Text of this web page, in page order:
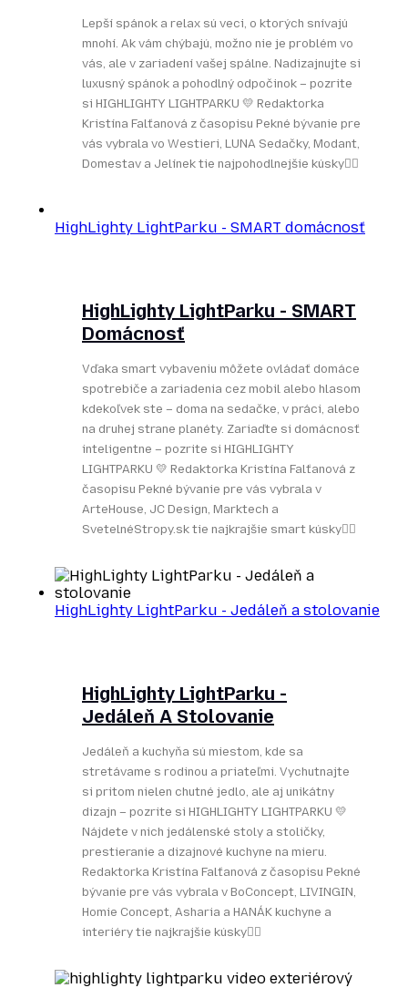
Lepší spánok a relax sú veci, o ktorých snívajú
mnohí. Ak vám chýbajú, možno nie je problém vo
vás, ale v zariadení vašej spálne. Nadizajnujte si
luxusný spánok a pohodlný odpočinok – pozrite
si HIGHLIGHTY LIGHTPARKU 💛 Redaktorka
Kristína Falťanová z časopisu Pekné bývanie pre
vás vybrala vo Westieri, LUNA Sedačky, Modant,
Domestav a Jelínek tie najpohodlnejšie kúsky👌🏻
HighLighty LightParku - SMART domácnosť
HighLighty LightParku - SMART
Domácnosť
Vďaka smart vybaveniu môžete ovládať domáce
spotrebiče a zariadenia cez mobil alebo hlasom
kdekoľvek ste – doma na sedačke, v práci, alebo
na druhej strane planéty. Zariaďte si domácnosť
inteligentne – pozrite si HIGHLIGHTY
LIGHTPARKU 💛 Redaktorka Kristína Falťanová z
časopisu Pekné bývanie pre vás vybrala v
ArteHouse, JC Design, Marktech a
SvetelnéStropy.sk tie najkrajšie smart kúsky👌🏻
HighLighty LightParku - Jedáleň a stolovanie
HighLighty LightParku -
Jedáleň A Stolovanie
Jedáleň a kuchyňa sú miestom, kde sa
stretávame s rodinou a priateľmi. Vychutnajte
si pritom nielen chutné jedlo, ale aj unikátny
dizajn – pozrite si HIGHLIGHTY LIGHTPARKU 💛
Nájdete v nich jedálenské stoly a stoličky,
prestieranie a dizajnové kuchyne na mieru.
Redaktorka Kristína Falťanová z časopisu Pekné
bývanie pre vás vybrala v BoConcept, LIVINGIN,
Homie Concept, Asharia a HANÁK kuchyne a
interiéry tie najkrajšie kúsky👌🏻